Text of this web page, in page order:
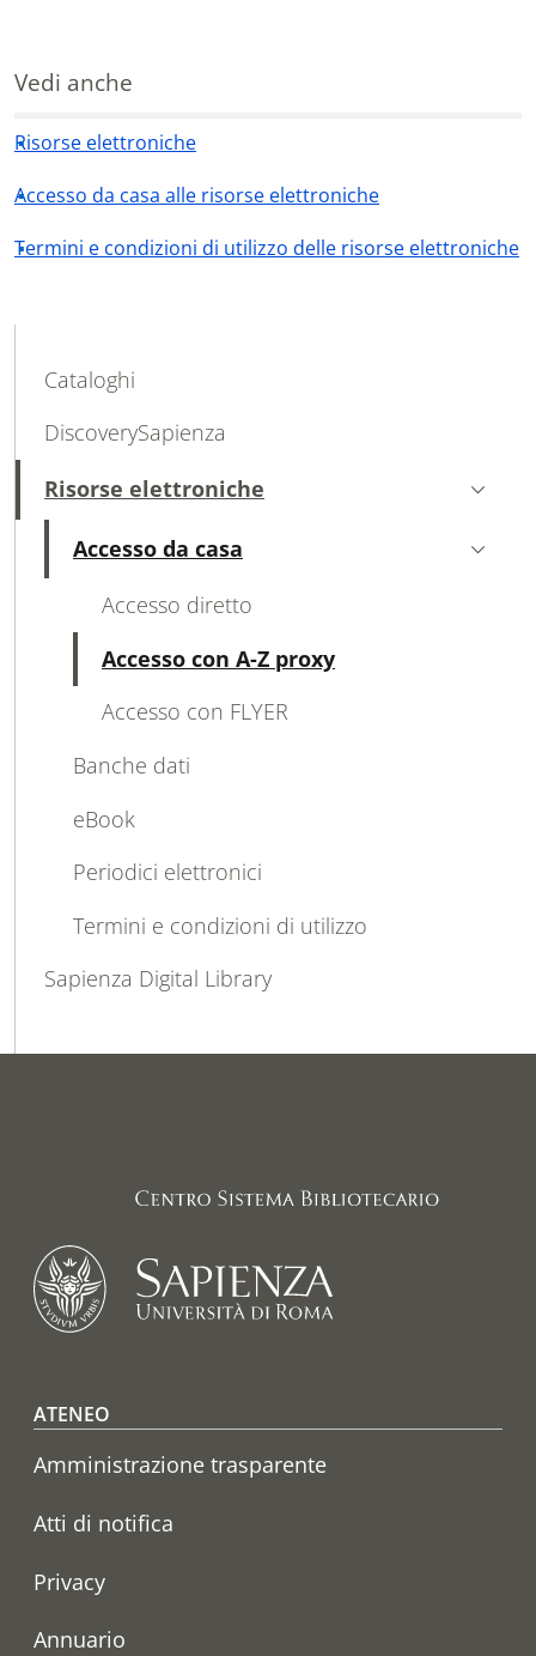
Vedi anche
Risorse elettroniche
Accesso da casa alle risorse elettroniche
Termini e condizioni di utilizzo delle risorse elettroniche
MAIN NAVIGATION
Cataloghi
DiscoverySapienza
Risorse elettroniche
Attivo
Accesso da casa
Attivo
Accesso diretto
Accesso con A-Z proxy
Accesso con FLYER
Banche dati
eBook
Periodici elettronici
Termini e condizioni di utilizzo
Sapienza Digital Library
Footer menu
ATENEO
Amministrazione trasparente
Atti di notifica
Privacy
Annuario